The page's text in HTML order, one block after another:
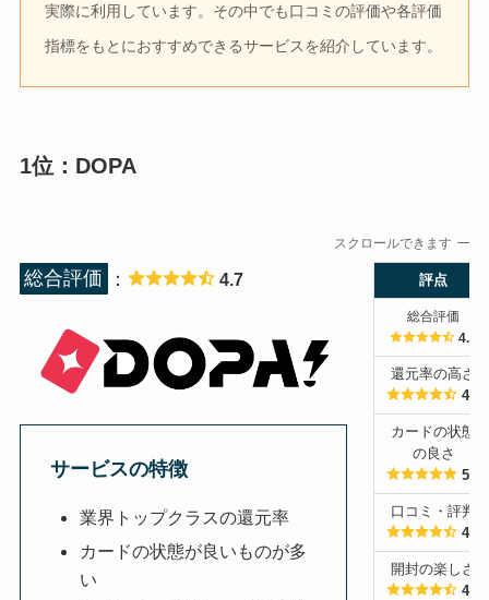
実際に利用しています。その中でも口コミの評価や各評価
指標をもとにおすすめできるサービスを紹介しています。
1位：DOPA
スクロールできます
総合評価 ： 4.7
サービスの特徴
業界トップクラスの還元率
カードの状態が良いものが多
い
評点
総合評価
4.7
還元率の高さ
4.5
カードの状態
の良さ
5.0
口コミ・評判
4.5
開封の楽しさ
4.5